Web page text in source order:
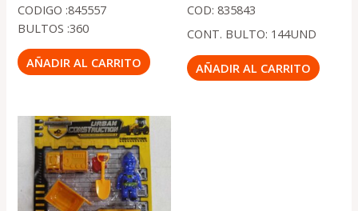
CODIGO :845557
BULTOS :360
AÑADIR AL CARRITO
COD: 835843
CONT. BULTO: 144UND
AÑADIR AL CARRITO